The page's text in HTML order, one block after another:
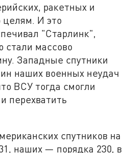
ракетных и
целям. И это
"Старлинк",
стали массово
Западные спутники
наших военных неудач
ВСУ тогда смогли
перехватить
спутников на
наших — порядка 230, в